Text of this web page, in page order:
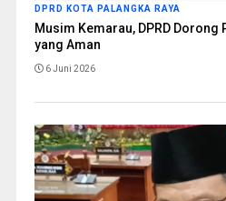
DPRD KOTA PALANGKA RAYA
Musim Kemarau, DPRD Dorong
yang Aman
6 Juni 2026